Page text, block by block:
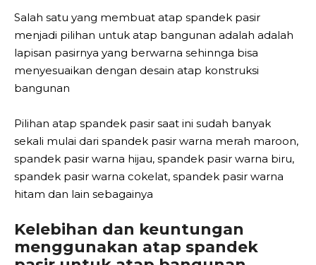
Salah satu yang membuat atap spandek pasir
menjadi pilihan untuk atap bangunan adalah adalah
lapisan pasirnya yang berwarna sehinnga bisa
menyesuaikan dengan desain atap konstruksi
bangunan
Pilihan atap spandek pasir saat ini sudah banyak
sekali mulai dari spandek pasir warna merah maroon,
spandek pasir warna hijau, spandek pasir warna biru,
spandek pasir warna cokelat, spandek pasir warna
hitam dan lain sebagainya
Kelebihan dan keuntungan
menggunakan atap spandek